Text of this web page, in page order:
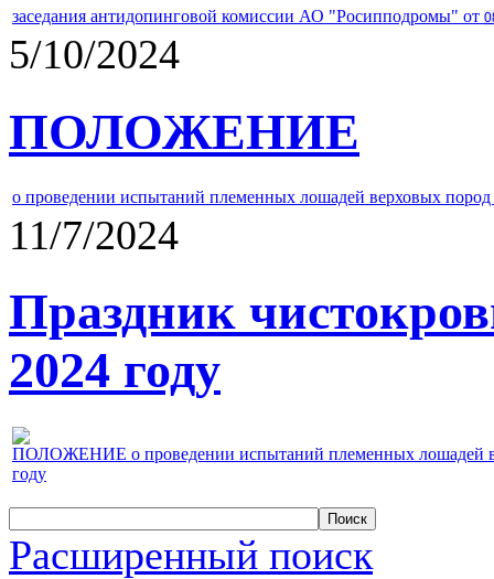
заседания антидопинговой комиссии АО "Росипподромы" от
5/10/2024
ПОЛОЖЕНИЕ
о проведении испытаний племенных лошадей верховых
11/7/2024
Праздник
2024 году
ПОЛОЖЕНИЕ о проведении испытаний племенных лошадей
году
Расширенный поиск